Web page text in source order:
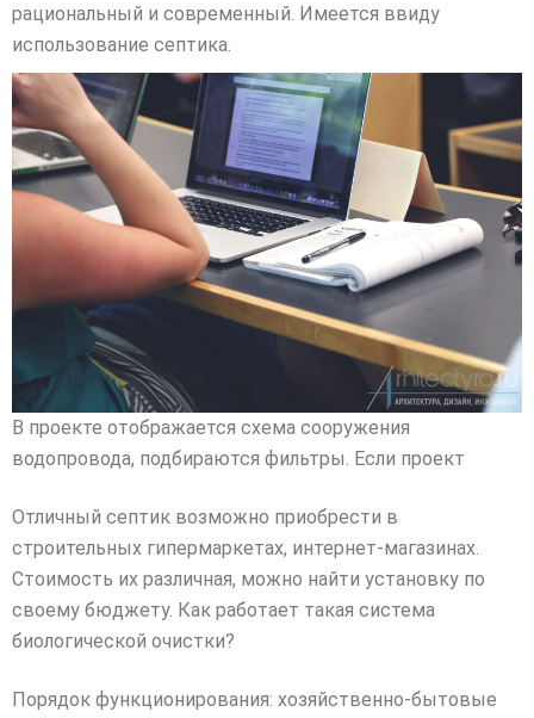
рациональный и современный. Имеется ввиду
использование септика.
В проекте отображается схема сооружения
водопровода, подбираются фильтры. Если проект
Отличный септик возможно приобрести в
строительных гипермаркетах, интернет-магазинах.
Стоимость их различная, можно найти установку по
своему бюджету. Как работает такая система
биологической очистки?
Порядок функционирования: хозяйственно-бытовые